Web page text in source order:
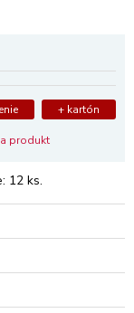
+ kartón
produkt
12 ks.